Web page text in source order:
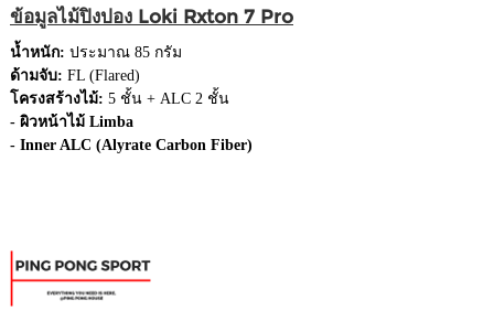
ข้อมูลไม้ปิงปอง Loki Rxton 7 Pro
น้ำหนัก: ประมาณ 85 กรัม
ด้ามจับ: FL (Flared)
โครงสร้างไม้: 5 ชั้น + ALC 2 ชั้น
- ผิวหน้าไม้ Limba
- Inner ALC (Alyrate Carbon Fiber)